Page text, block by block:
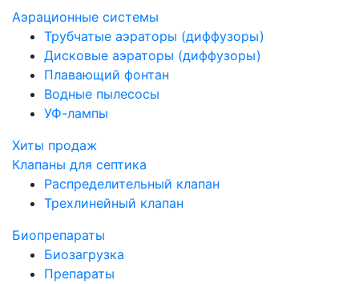
Аэрационные системы
Трубчатые аэраторы (диффузоры)
Дисковые аэраторы (диффузоры)
Плавающий фонтан
Водные пылесосы
УФ-лампы
Хиты продаж
Клапаны для септика
Распределительный клапан
Трехлинейный клапан
Биопрепараты
Биозагрузка
Препараты